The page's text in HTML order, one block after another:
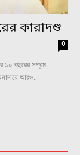
কারাদণ্ড
0
১০ বছরের সশ্রম
আরও...